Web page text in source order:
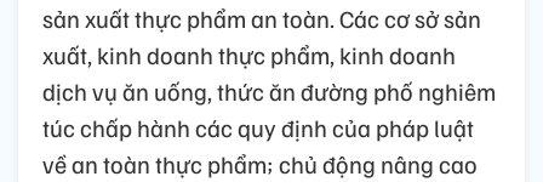
sản xuất thực phẩm an toàn. Các cơ sở sản
xuất, kinh doanh thực phẩm, kinh doanh
dịch vụ ăn uống, thức ăn đường phố nghiêm
túc chấp hành các quy định của pháp luật
về an toàn thực phẩm; chủ động nâng cao